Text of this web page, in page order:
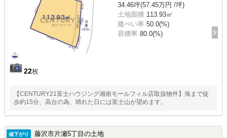
22枚
34.46坪(57.45万円 /坪)
土地面積 113.93㎡
建ぺい率 50.0(%)
容積率 80.0(%)
【CENTURY21富士ハウジング湘南モールフィル店取扱物件】海まで徒
歩約15分、高台の為、晴れた日には富士山が望めます。
値下がり 藤沢市片瀬5丁目の土地